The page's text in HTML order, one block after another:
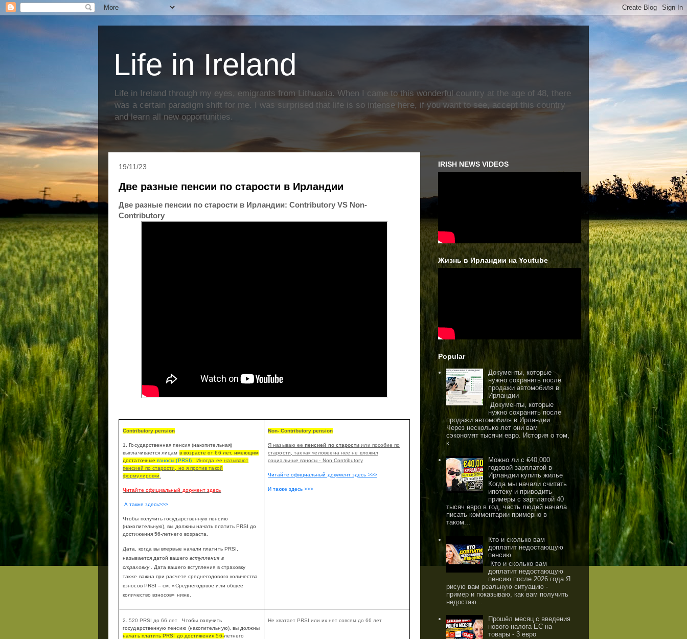
Life in Ireland
Life in Ireland through my eyes, emigrants from Lithuania. When I came to this wonderful country at the age of 48, there
was a certain paradigm shift for me. I was surprised that life is so intense here, if you want to see, accept this country
and learn all new opportunities.
19/11/23
Две разные пенсии по старости в Ирландии
Две разные пенсии по старости в Ирландии: Contributory VS Non-
Contributory
Contributory pension
1. Государственная пенсия (накопительная)
выплачивается лицам в возрасте от 66 лет, имеющим
достаточные взносы (PRSI) Иногда ее называют
пенсией по старости, но я против такой
формулировки
Читайте официальный документ здесь
А также здесь>>>
Чтобы получить государственную пенсию
(накопительную), вы должны начать платить PRSI до
достижения 56-летнего возраста.
Дата, когда вы впервые начали платить PRSI
называется датой вашего вступления в
страховку
Дата вашего вступления в страховку
также важна при расчете среднегодового количества
взносов PRSI – см. «Среднегодовое или общее
количество взносов» ниже.
Non- Contributory pension
Я называю еепенсией по старости или пособие по
старости, так как человек на нее не вложил
социальные взносы - Non Contributory
Читайте официальный документ здесь >>>
И также здесь >>>
2. 520PRSI до 66 лет
Чтобы получить
государственную пенсию (накопительную), вы должны
начать платитьPRSI до достижения 56-летнего
Не хватаетPRSIили их нет совсем до 66 лет
IRISH NEWS VIDEOS
Жизнь в Ирландии на Youtube
Popular
Документы, которые
нужно сохранить после
продажи автомобиля в
Ирландии
Документы, которые
нужно сохранить после
продажи автомобиля в Ирландии.
Через несколько лет они вам
сэкономят тысячи евро. История о том,
к...
Можно ли с €40,000
годовой зарплатой в
Ирландии купить жилье
Когда мы начали считать
ипотеку и приводить
примеры с зарплатой 40
тысяч евро в год, часть людей начала
писать комментарии примерно в
таком...
Кто и сколько вам
доплатит недостающую
пенсию
Кто и сколько вам
доплатит недостающую
пенсию после 2026 года Я
рисую вам реальную ситуацию -
пример и показываю, как вам получить
недостаю...
Прошёл месяц с введения
нового налога ЕС на
товары - 3 евро